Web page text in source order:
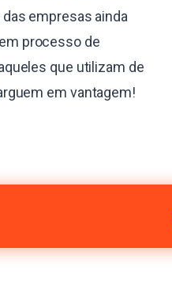
empresas ainda
processo de
que utilizam de
em vantagem!